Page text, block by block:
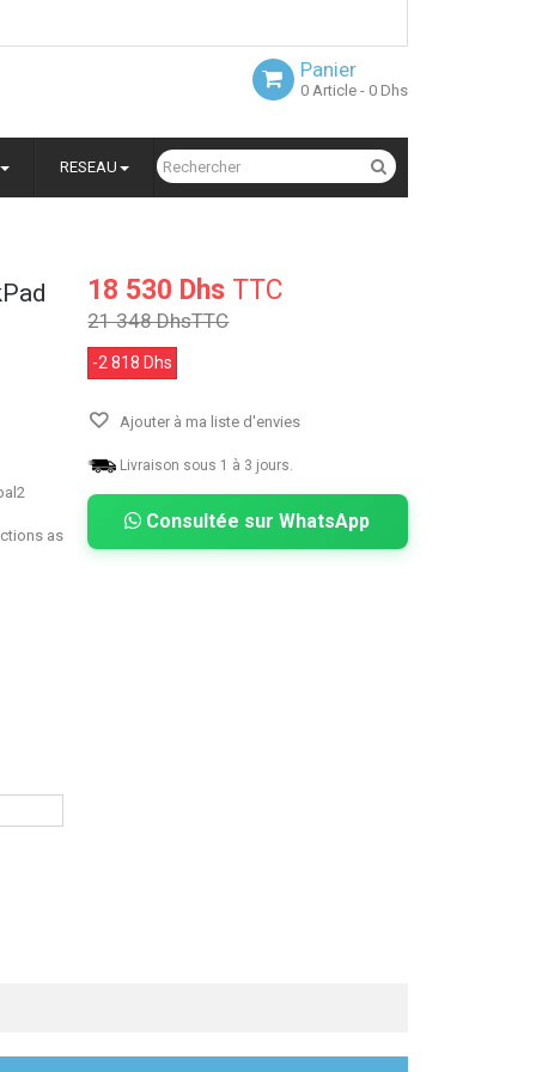
Panier
0 Article - 0 Dhs
RESEAU
as
18 530 Dhs TTC
21 348 DhsTTC
-2 818 Dhs
Ajouter à ma liste d'envies
Livraison sous 1 à 3 jours.
Consultée sur WhatsApp